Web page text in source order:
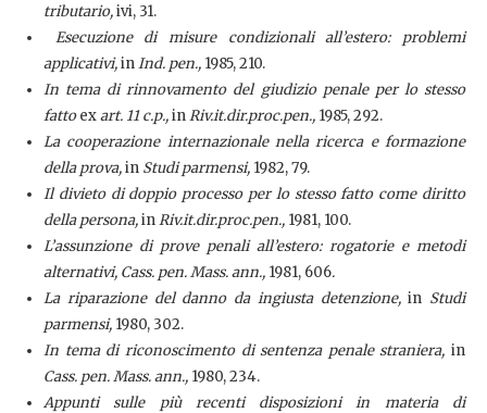
tributario,ivi, 31.
Esecuzione di misure condizionali all’estero: problemi
applicativi,inInd. pen., 1985, 210.
In tema di rinnovamento del giudizio penale per lo stesso
fattoexart. 11 c.p.,inRiv.it.dir.proc.pen., 1985, 292.
La cooperazione internazionale nella ricerca e formazione
della prova,in Studi parmensi, 1982, 79.
Il divieto di doppio processo per lo stesso fatto come diritto
della persona,inRiv.it.dir.proc.pen., 1981, 100.
L’assunzione di prove penali all’estero: rogatorie e metodi
alternativi, Cass. pen. Mass. ann., 1981, 606.
La riparazione del danno da ingiusta detenzione,in Studi
parmensi, 1980, 302.
In tema di riconoscimento di sentenza penale straniera, in
Cass. pen. Mass. ann., 1980, 234.
Appunti sulle più recenti disposizioni in materia di